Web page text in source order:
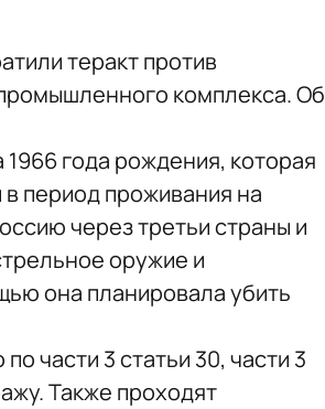
теракт против
комплекса. Об
года рождения, которая
период проживания на
через третьи страны и
оружие и
она планировала убить
части 3 статьи 30, части 3
Также проходят